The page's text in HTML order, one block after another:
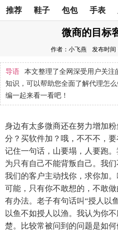
推荐 鞋子 包包 手表
微商的目标
作者：小飞燕 发布时间
导语
本文整理了全网深受用户关
知识，可以帮助您全面了解代理怎
编一起来看一看吧！
身边有太多微商还在努力增加
分？买软件加？哦，不不不，
记住一句话，山要塌，人要跑
为只有自己不能背叛自己。我
我们的客户主动找你，求你加
可能，只有你不敢想的，不敢
有办法。老子有句话叫“授人以
以鱼不如授人以渔。我认为你
楚。比较常被问到的问题是如